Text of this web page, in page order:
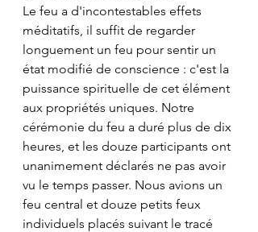
Le feu a d'incontestables effets
méditatifs, il suffit de regarder
longuement un feu pour sentir un
état modifié de conscience : c'est la
puissance spirituelle de cet élément
aux propriétés uniques. Notre
cérémonie du feu a duré plus de dix
heures, et les douze participants ont
unanimement déclarés ne pas avoir
vu le temps passer. Nous avions un
feu central et douze petits feux
individuels placés suivant le tracé